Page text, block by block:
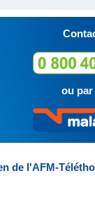
ou par
de l'AFM-